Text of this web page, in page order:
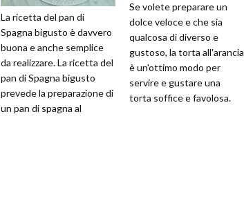
La ricetta del pan di
Spagna bigusto è davvero
buona e anche semplice
da realizzare. La ricetta del
pan di Spagna bigusto
prevede la preparazione di
un pan di spagna al
Se volete preparare un
dolce veloce e che sia
qualcosa di diverso e
gustoso, la torta all'arancia
è un'ottimo modo per
servire e gustare una
torta soffice e favolosa.